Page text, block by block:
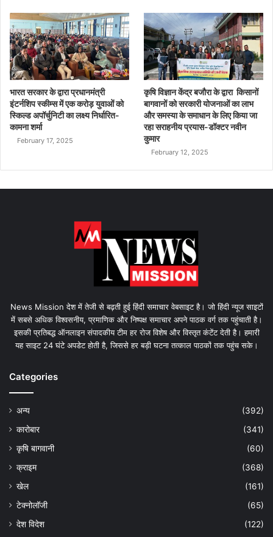
भारत सरकार के द्वारा प्रधानमंत्री
इंटर्नशिप स्कीम्स में एक करोड़ युवाओं को
स्किल्ड अपॉर्चुनिटी का लक्ष्य निर्धारित-
कामना शर्मा
February 17, 2025
कृषि विज्ञान केंद्र बजौरा के द्वारा किसानों
बागवानों को सरकारी योजनाओं का लाभ
और समस्या के समाधान के लिए किया जा
रहा सराहनीय प्रयास-डॉक्टर नवीन
कुमार
February 12, 2025
News Mission देश में तेजी से बढ़ती हुई हिंदी समाचार वेबसाइट है। जो हिंदी न्यूज साइटों
में सबसे अधिक विश्वसनीय, प्रमाणिक और निष्पक्ष समाचार अपने पाठक वर्ग तक पहुंचाती है।
इसकी प्रतिबद्ध ऑनलाइन संपादकीय टीम हर रोज विशेष और विस्तृत कंटेंट देती है। हमारी
यह साइट 24 घंटे अपडेट होती है, जिससे हर बड़ी घटना तत्काल पाठकों तक पहुंच सके।
Categories
अन्य
(392)
कारोबार
(341)
कृषि बागवानी
(60)
क्राइम
(368)
खेल
(161)
टेक्नोलॉजी
(65)
देश विदेश
(122)